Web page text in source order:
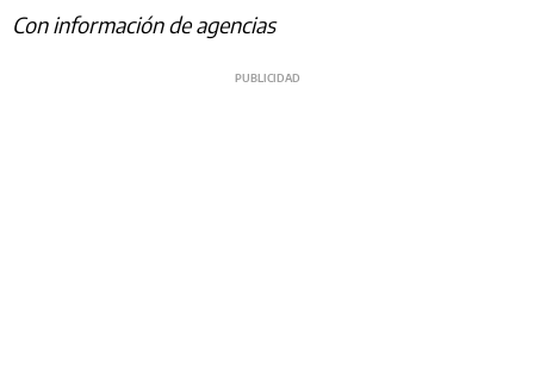
Con información de agencias